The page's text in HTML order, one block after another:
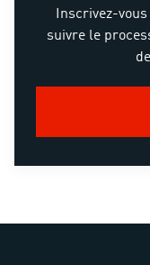
Inscrivez-
suivre le